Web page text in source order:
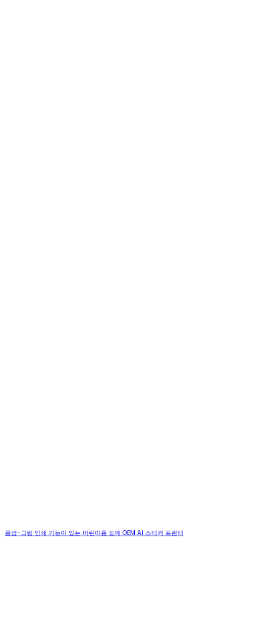
음성-그림 인쇄 기능이 있는 어린이용 도매 OEM AI 스티커 프린터